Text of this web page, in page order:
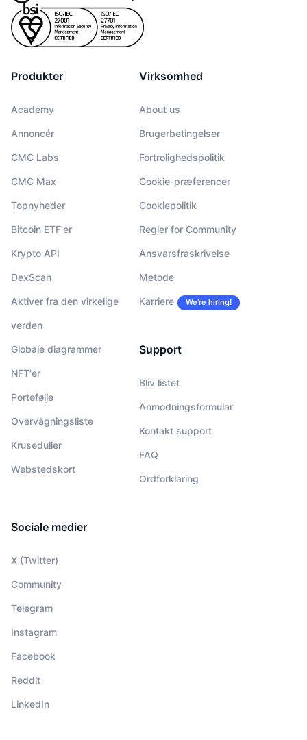
Produkter
Academy
Annoncér
CMC Labs
CMC Max
Topnyheder
Bitcoin ETF'er
Krypto API
DexScan
Aktiver fra den virkelige
verden
Globale diagrammer
NFT'er
Portefølje
Overvågningsliste
Kruseduller
Webstedskort
Virksomhed
About us
Brugerbetingelser
Fortrolighedspolitik
Cookie-præferencer
Cookiepolitik
Regler for Community
Ansvarsfraskrivelse
Metode
Karriere We’re hiring!
Support
Bliv listet
Anmodningsformular
Kontakt support
FAQ
Ordforklaring
Sociale medier
X (Twitter)
Community
Telegram
Instagram
Facebook
Reddit
LinkedIn